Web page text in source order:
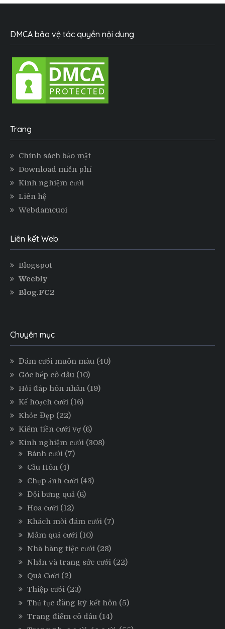
DMCA bảo vệ tác quyền nội dung
Trang
Chính sách bảo mật
Download miễn phí
Kinh nghiệm cưới
Liên hệ
Webdamcuoi
Liên kết Web
Blogspot
Weebly
Blog.FC2
Chuyên mục
Đám cưới muôn màu (40)
Góc bếp cô dâu (10)
Hỏi đáp hôn nhân (19)
Kế hoạch cưới (16)
Khỏe Đẹp (22)
Kiếm tiền cưới vợ (6)
Kinh nghiệm cưới (308)
Bánh cưới (7)
Cầu Hôn (4)
Chụp ảnh cưới (43)
Đội bưng quả (6)
Hoa cưới (12)
Khách mời đám cưới (7)
Mâm quả cưới (10)
Nhà hàng tiệc cưới (28)
Nhẫn và trang sức cưới (22)
Quà Cưới (2)
Thiệp cưới (23)
Thủ tục đăng ký kết hôn (5)
Trang điểm cô dâu (14)